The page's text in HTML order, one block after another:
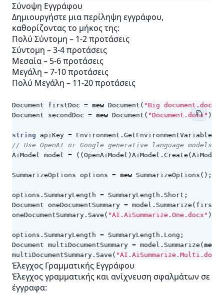
Σύνοψη Εγγράφου
Δημιουργήστε μια περίληψη εγγράφου,
καθορίζοντας το μήκος της:
Πολύ Σύντομη – 1-2 προτάσεις
Σύντομη – 3-4 προτάσεις
Μεσαία – 5-6 προτάσεις
Μεγάλη – 7-10 προτάσεις
Πολύ Μεγάλη – 11-20 προτάσεις
Document firstDoc = new Document ( "Big document.docx"
Document
secondDoc = new Document ( "Document.docx" );
string apiKey = Environment . GetEnvironmentVariable
// Use OpenAI or Google generative language models.
AiModel model = (( OpenAiModel ) AiModel . Create (
SummarizeOptions options = new SummarizeOptions ();
options . SummaryLength = SummaryLength . Short ;
Document
oneDocumentSummary = model . Summarize (
oneDocumentSummary . Save ( "AI.AiSummarize.One.docx" );
options . SummaryLength = SummaryLength . Long ;
Document multiDocumentSummary = model . Summarize ( new
multiDocumentSummary . Save ( "AI.AiSummarize.Multi.docx"
Έλεγχος Γραμματικής Εγγράφου
Έλεγχος γραμματικής και ανίχνευση σφαλμάτων σε
έγγραφα: